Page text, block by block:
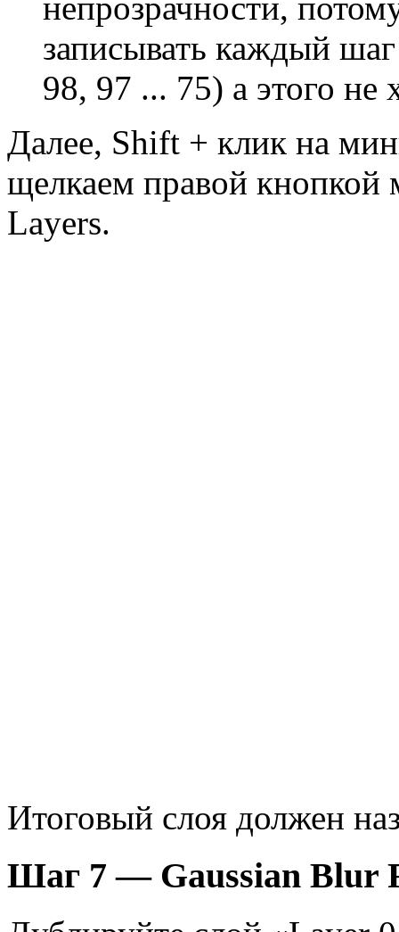
непрозрачности,
записывать каждый
98, 97 ... 75) а этого не
Далее, Shift + клик на
щелкаем правой
Layers.
Итоговый слоя должен
Шаг 7 — Gaussian Blur